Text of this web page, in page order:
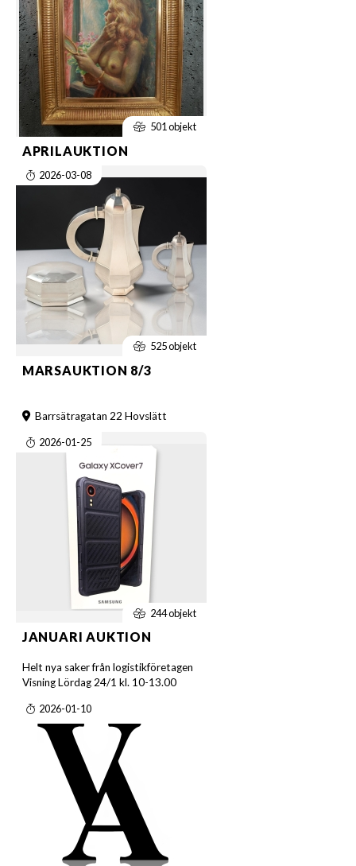
501 objekt
APRILAUKTION
2026-03-08
525 objekt
MARSAUKTION 8/3
Barrsätragatan 22 Hovslätt
2026-01-25
244 objekt
JANUARI AUKTION
Helt nya saker från logistikföretagen
Visning Lördag 24/1 kl. 10-13.00
2026-01-10